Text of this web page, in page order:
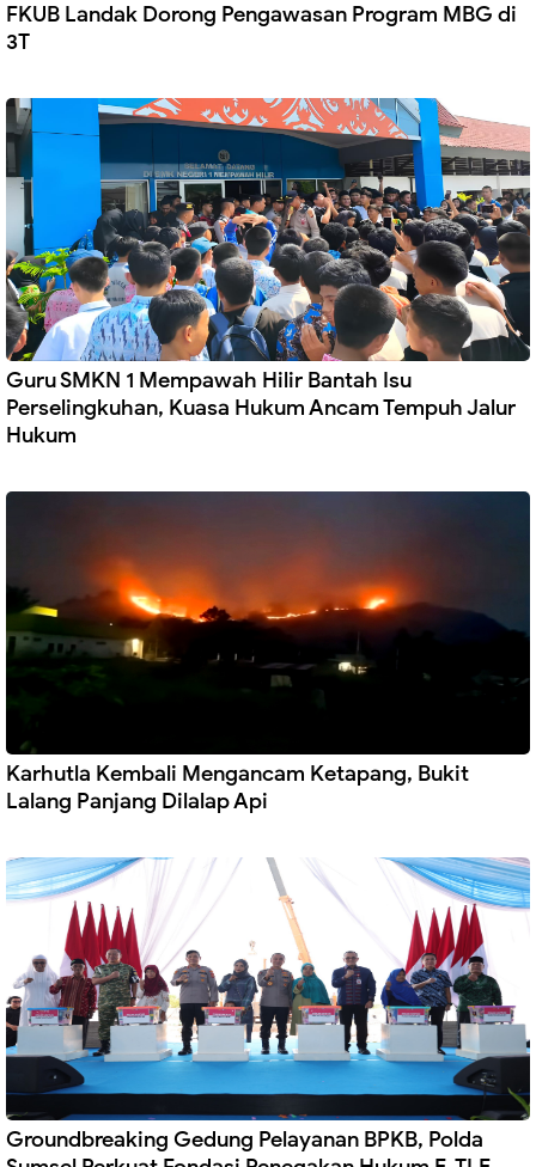
FKUB Landak Dorong Pengawasan Program MBG di
3T
Guru SMKN 1 Mempawah Hilir Bantah Isu
Perselingkuhan, Kuasa Hukum Ancam Tempuh Jalur
Hukum
Karhutla Kembali Mengancam Ketapang, Bukit
Lalang Panjang Dilalap Api
Groundbreaking Gedung Pelayanan BPKB, Polda